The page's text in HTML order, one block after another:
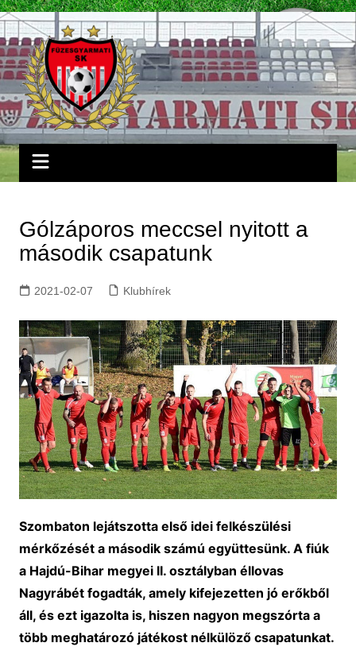
Skip
to
content
Gólzáporos meccsel nyitott a
második csapatunk
2021-02-07 Klubhírek
Szombaton lejátszotta első idei felkészülési
mérkőzését a második számú együttesünk. A fiúk
a Hajdú-Bihar megyei II. osztályban éllovas
Nagyrábét fogadták, amely kifejezetten jó erőkből
áll, és ezt igazolta is, hiszen nagyon megszórta a
több meghatározó játékost nélkülöző csapatunkat.